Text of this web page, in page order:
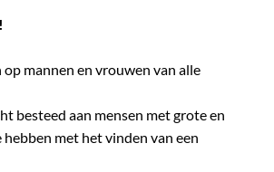
mannen en vrouwen van alle
besteed aan mensen met grote en
met het vinden van een